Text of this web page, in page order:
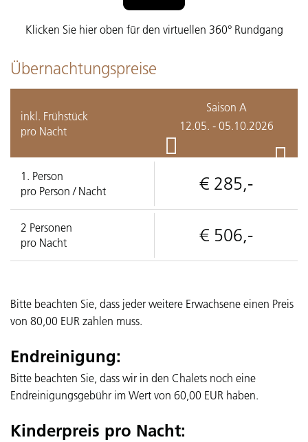
Klicken Sie hier oben für den virtuellen 360° Rundgang
Übernachtungspreise
inkl. Frühstück
pro Nacht
Saison A
12.05. - 05.10.2026
1. Person
pro Person / Nacht
€ 285,-
2 Personen
pro Nacht
€ 506,-
Bitte beachten Sie, dass jeder weitere Erwachsene einen Preis
von 80,00 EUR zahlen muss.
Endreinigung:
Bitte beachten Sie, dass wir in den Chalets noch eine
Endreinigungsgebühr im Wert von 60,00 EUR haben.
Kinderpreis pro Nacht: